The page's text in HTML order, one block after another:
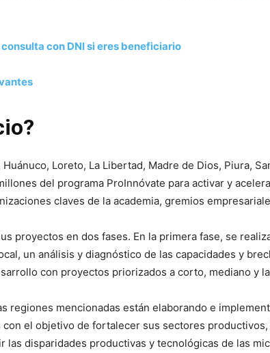
con DNI si eres beneficiario
Loreto, La Libertad, Madre de Dios, Piura,
del programa ProInnóvate para activar y
claves de la academia, gremios
proyectos en dos fases. En la primera fase, se
un análisis y diagnóstico de las capacidades y
con proyectos priorizados a corto, mediano y
mencionadas están elaborando e
el objetivo de fortalecer sus sectores
disparidades productivas y tecnológicas de las